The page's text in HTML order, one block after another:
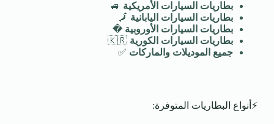
بطاريات السيارات الأمريكية 🚙
بطاريات السيارات اليابانية 🗾
بطاريات السيارات الأوروبية �️
بطاريات السيارات الكورية
جميع الموديلات والماركات ✅
⚡أنواع البطاريات المتوفرة: